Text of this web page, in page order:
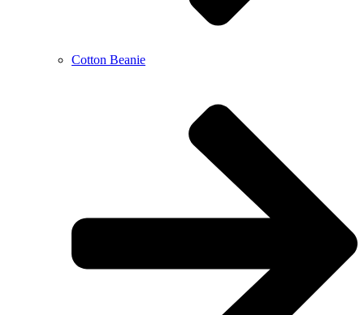
Cotton Beanie